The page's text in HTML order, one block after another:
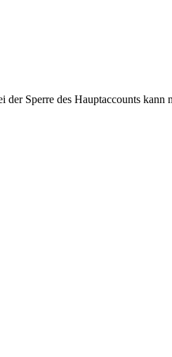
Sperre des Hauptaccounts kann